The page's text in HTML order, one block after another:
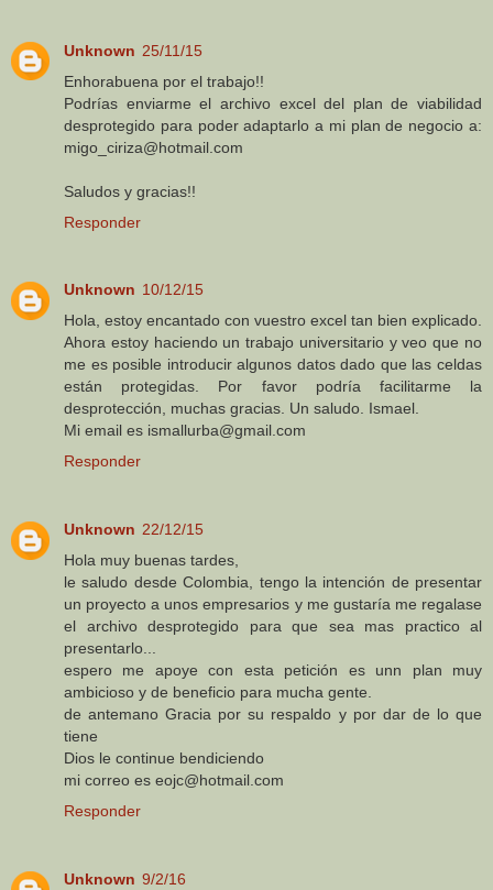
Unknown 25/11/15
Enhorabuena por el trabajo!!
Podrías enviarme el archivo excel del plan de viabilidad
desprotegido para poder adaptarlo a mi plan de negocio a:
migo_ciriza@hotmail.com
Saludos y gracias!!
Responder
Unknown 10/12/15
Hola, estoy encantado con vuestro excel tan bien explicado.
Ahora estoy haciendo un trabajo universitario y veo que no
me es posible introducir algunos datos dado que las celdas
están protegidas. Por favor podría facilitarme la
desprotección, muchas gracias. Un saludo. Ismael.
Mi email es ismallurba@gmail.com
Responder
Unknown 22/12/15
Hola muy buenas tardes,
le saludo desde Colombia, tengo la intención de presentar
un proyecto a unos empresarios y me gustaría me regalase
el archivo desprotegido para que sea mas practico al
presentarlo...
espero me apoye con esta petición es unn plan muy
ambicioso y de beneficio para mucha gente.
de antemano Gracia por su respaldo y por dar de lo que
tiene
Dios le continue bendiciendo
mi correo es eojc@hotmail.com
Responder
Unknown 9/2/16